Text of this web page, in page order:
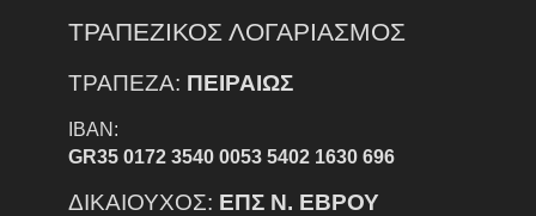
ΤΡΑΠΕΖΙΚΟΣ ΛΟΓΑΡΙΑΣΜΟΣ
ΤΡΑΠΕΖΑ: ΠΕΙΡΑΙΩΣ
IBAN:
GR35 0172 3540 0053 5402 1630 696
ΔΙΚΑΙΟΥΧΟΣ: ΕΠΣ Ν. ΕΒΡΟΥ